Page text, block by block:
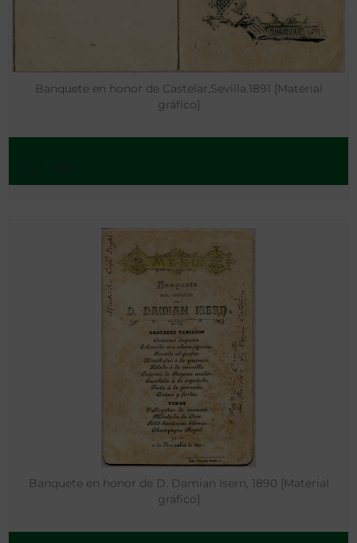
Banquete en honor de Castelar,Sevilla.1891 [Material
gráfico]
Banquete en honor de D. Damian Isern, 1890 [Material
gráfico]